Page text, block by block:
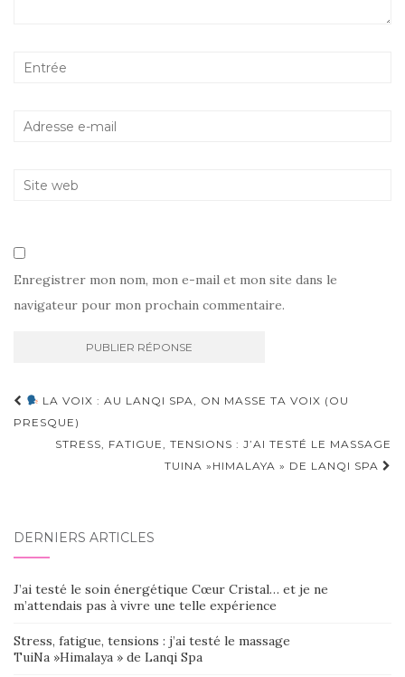
Enregistrer mon nom, mon e-mail et mon site dans le
navigateur pour mon prochain commentaire.
Navigation
d'article
LA VOIX : AU LANQI SPA, ON MASSE TA VOIX (OU
PRESQUE)
STRESS, FATIGUE, TENSIONS : J’AI TESTÉ LE MASSAGE
TUINA »HIMALAYA » DE LANQI SPA
DERNIERS ARTICLES
J’ai testé le soin énergétique Cœur Cristal… et je ne
m’attendais pas à vivre une telle expérience
Stress, fatigue, tensions : j’ai testé le massage
TuiNa »Himalaya » de Lanqi Spa